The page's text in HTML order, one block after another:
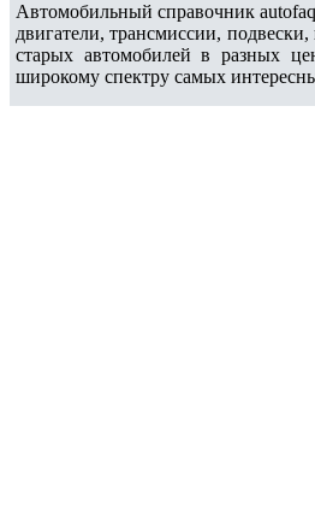
Автомобильный справочник
двигатели, трансмиссии,
старых автомобилей в разных
широкому спектру самых